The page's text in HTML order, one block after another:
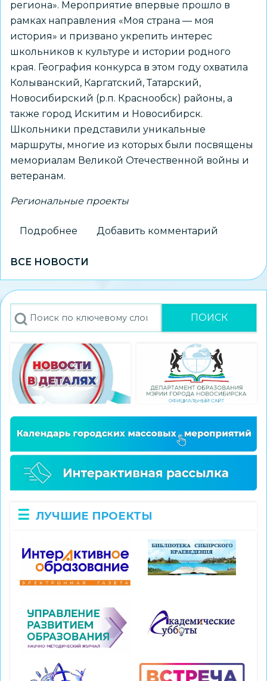
региона». Мероприятие впервые прошло в
рамках направления «Моя страна — моя
история» и призвано укрепить интерес
школьников к культуре и истории родного
края. География конкурса в этом году охватила
Колыванский, Каргатский, Татарский,
Новосибирский (р.п. Краснообск) районы, а
также город Искитим и Новосибирск.
Школьники представили уникальные
маршруты, многие из которых были посвящены
мемориалам Великой Отечественной войны и
ветеранам.
Региональные проекты
Подробнее
школьник
стал
победителем
экскурсионных
«Памятные
места
моего
региона»
Добавить комментарий
ВСЕ НОВОСТИ
Поиск
ЛУЧШИЕ ПРОЕКТЫ